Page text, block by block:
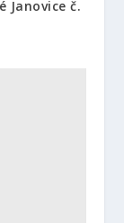
Janovice č.